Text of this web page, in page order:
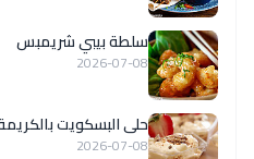
سلطة بيبي شريمبس
2026-07-08
حلى البسكويت
2026-07-08